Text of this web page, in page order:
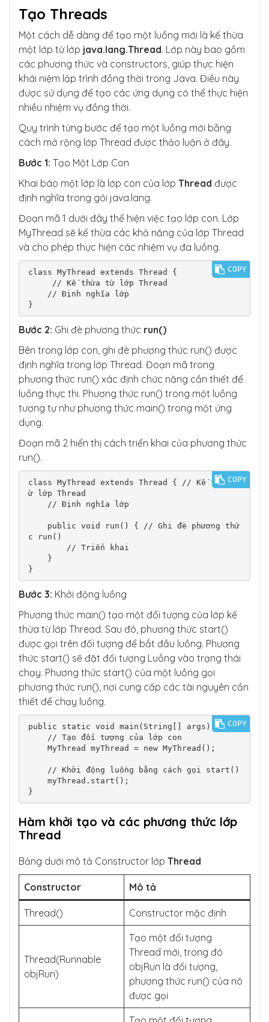
Tạo Threads
Một cách dễ dàng để tạo một luồng mới là kế thừa
một lớp từ lớp java.lang.Thread. Lớp này bao gồm
các phương thức và constructors, giúp thực hiện
khái niệm lập trình đồng thời trong Java. Điều này
được sử dụng để tạo các ứng dụng có thể thực hiện
nhiều nhiệm vụ đồng thời.
Quy trình từng bước để tạo một luồng mới bằng
cách mở rộng lớp Thread được thảo luận ở đây.
Bước 1: Tạo Một Lớp Con
Khai báo một lớp là lớp con của lớp Thread được
định nghĩa trong gói java.lang.
Đoạn mã 1 dưới đây thể hiện việc tạo lớp con. Lớp
MyThread sẽ kế thừa các khả năng của lớp Thread
và cho phép thực hiện các nhiệm vụ đa luồng.
class MyThread extends Thread {
}
COPY
Bước 2: Ghi đè phương thức run()
Bên trong lớp con, ghi đè phương thức run() được
định nghĩa trong lớp Thread. Đoạn mã trong
phương thức run() xác định chức năng cần thiết để
luồng thực thi. Phương thức run() trong một luồng
tương tự như phương thức main() trong một ứng
dụng.
Đoạn mã 2 hiển thị cách triển khai của phương thức
run().
class MyThread extends Thread { // Kế thừa t
ừ lớp Thread
c run()
}
COPY
Bước 3: Khởi động luồng
Phương thức main() tạo một đối tượng của lớp kế
thừa từ lớp Thread. Sau đó, phương thức start()
được gọi trên đối tượng để bắt đầu luồng. Phương
thức start() sẽ đặt đối tượng Luồng vào trạng thái
chạy. Phương thức start() của một luồng gọi
phương thức run(), nơi cung cấp các tài nguyên cần
thiết để chạy luồng.
public static void main(String[] args) {
}
COPY
Hàm khởi tạo và các phương thức lớp
Thread
Bảng dưới mô tả Constructor lớp Thread
Constructor Mô tả
Thread() Constructor mặc định
Thread(Runnable
objRun)
Tạo một đối tượng
Thread mới, trong đó
objRun là đối tượng,
phương thức run() của nó
được gọi